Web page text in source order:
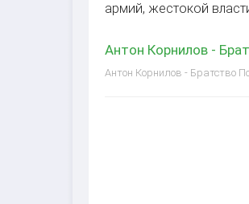
армий, жестокой
Антон Корнилов -
Антон Корнилов - Братство